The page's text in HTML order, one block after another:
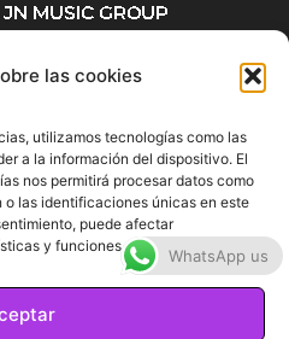
las cookies
utilizamos tecnologías como las
a la información del dispositivo. El
nos permitirá procesar datos como
las identificaciones únicas en este
puede afectar
y funciones.
US
WhatsApp us